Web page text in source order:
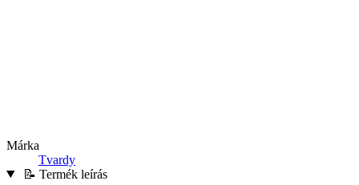
Márka
Tvardy
📝 Termék leírás